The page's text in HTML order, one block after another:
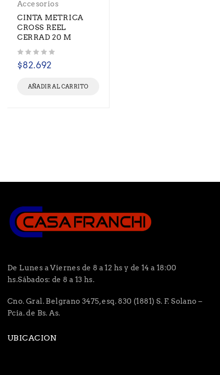
Accesorios
CINTA METRICA
CROSS REEL
CERRAD 20 M
$82.692
AÑADIR AL CARRITO
De Lunes a Viernes de 8 a 12 hs y de 14 a 18:00
hs.Sábados: de 8 a 13 hs.
Cno. Gral. Belgrano 3475, esq. 830 (1881) S. F. Solano –
Pcia. de Bs. As.
UBICACION